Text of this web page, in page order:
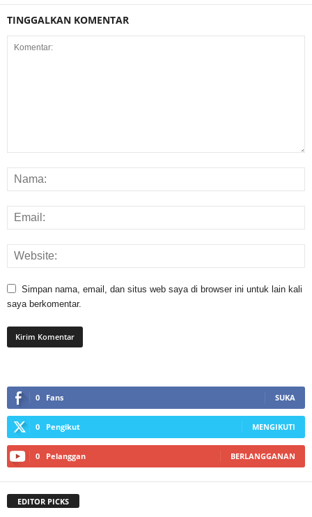
TINGGALKAN KOMENTAR
Simpan nama, email, dan situs web saya di browser ini untuk lain kali
saya berkomentar.
0 Fans SUKA
0 Pengikut MENGIKUTI
0 Pelanggan BERLANGGANAN
EDITOR PICKS